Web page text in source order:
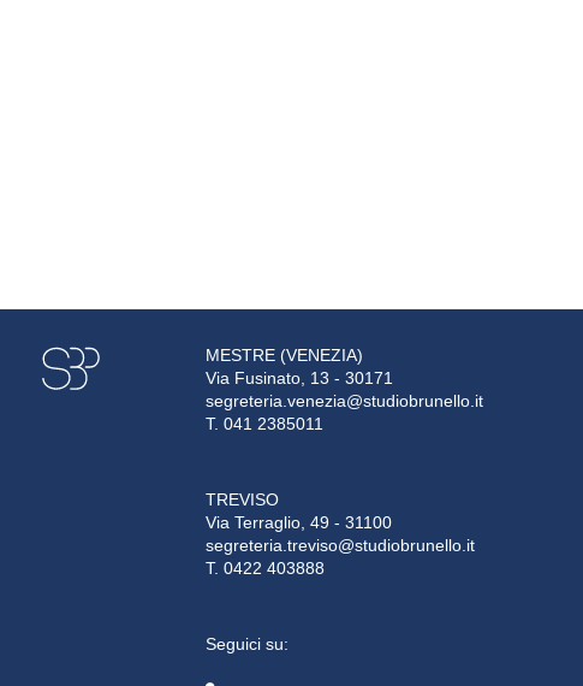
MESTRE (VENEZIA)
Via Fusinato, 13 - 30171
segreteria.venezia@studiobrunello.it
T. 041 2385011
TREVISO
Via Terraglio, 49 - 31100
segreteria.treviso@studiobrunello.it
T. 0422 403888
Seguici su: